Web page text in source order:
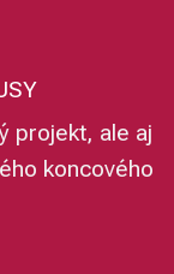
projekt, ale aj
koncového